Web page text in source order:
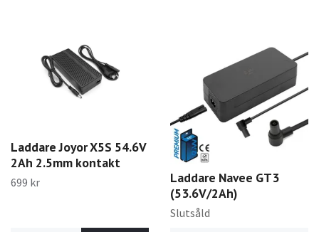
Laddare Joyor X5S 54.6V
2Ah 2.5mm kontakt
699 kr
Laddare Navee GT3
(53.6V/2Ah)
Slutsåld